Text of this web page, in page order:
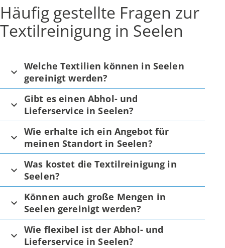
Häufig gestellte Fragen zur
Textilreinigung in Seelen
Welche Textilien können in Seelen
gereinigt werden?
Gibt es einen Abhol- und
Lieferservice in Seelen?
Wie erhalte ich ein Angebot für
meinen Standort in Seelen?
Was kostet die Textilreinigung in
Seelen?
Können auch große Mengen in
Seelen gereinigt werden?
Wie flexibel ist der Abhol- und
Lieferservice in Seelen?